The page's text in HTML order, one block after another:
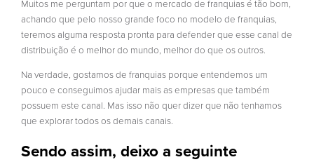
Muitos me perguntam por que o mercado de franquias é tão bom,
achando que pelo nosso grande foco no modelo de franquias,
teremos alguma resposta pronta para defender que esse canal de
distribuição é o melhor do mundo, melhor do que os outros.
Na verdade, gostamos de franquias porque entendemos um
pouco e conseguimos ajudar mais as empresas que também
possuem este canal. Mas isso não quer dizer que não tenhamos
que explorar todos os demais canais.
Sendo assim, deixo a seguinte